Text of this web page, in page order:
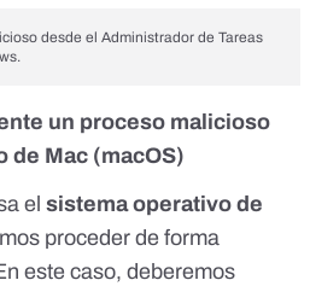
desde el Administrador de Tareas
un proceso malicioso
de Mac (macOS)
el sistema operativo de
proceder de forma
este caso, deberemos